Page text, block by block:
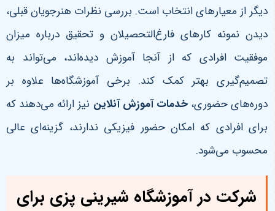
دیگر از معیارهای انتخاب است. بررسی نظرات هنرجویان قبلی،
دیدن نمونه کارهای فارغ‌التحصیلان و تحقیق درباره میزان
موفقیت افرادی که از آنجا آموزش دیده‌اند، می‌تواند به
تصمیم‌گیری بهتر کمک کند. برخی آموزشگاه‌ها علاوه بر
دوره‌های حضوری،خدمات آموزش آنلاین نیز ارائه می‌دهند که
برای افرادی که امکان حضور فیزیکی ندارند، گزینه‌ای عالی
محسوب می‌شود.
شرکت در آموزشگاه شیرینی پزی برای